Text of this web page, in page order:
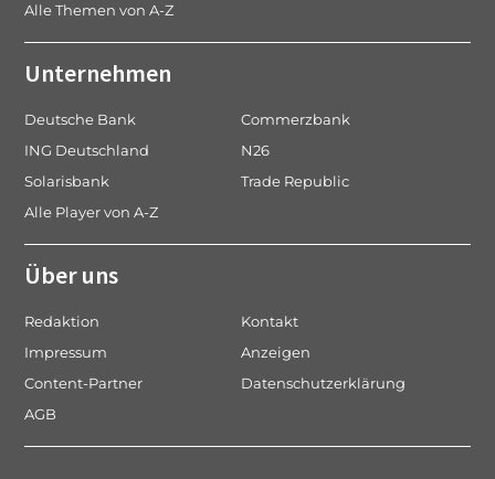
Alle Themen von A-Z
Unternehmen
Deutsche Bank
Commerzbank
ING Deutschland
N26
Solarisbank
Trade Republic
Alle Player von A-Z
Über uns
Redaktion
Kontakt
Impressum
Anzeigen
Content-Partner
Datenschutzerklärung
AGB